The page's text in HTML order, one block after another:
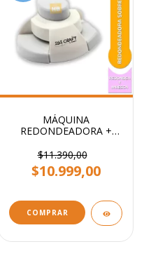
MÁQUINA
REDONDEADORA +
$11.390,00
$10.999,00